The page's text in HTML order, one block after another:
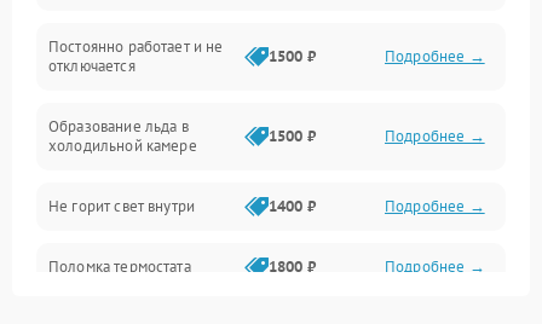
Постоянно работает и не
отключается
1500 ₽ Подробнее →
Образование льда в
холодильной камере
1500 ₽ Подробнее →
Не горит свет внутри 1400 ₽ Подробнее →
Поломка термостата 1800 ₽ Подробнее →